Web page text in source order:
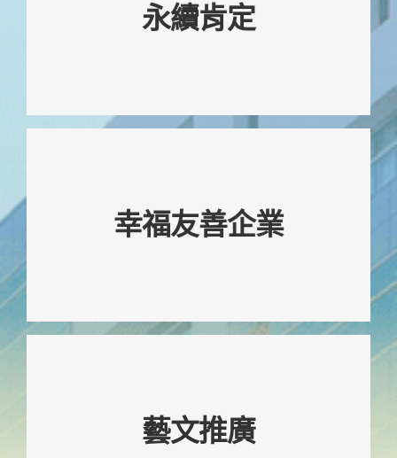
永續肯定
工廠-清潔生產評估系統標章
幸福友善企業
2025幸福企業銀獎
藝文推廣
技嘉教育基金會榮獲聯經ASSET人文
企業獎 社會關懷獎 卓越獎